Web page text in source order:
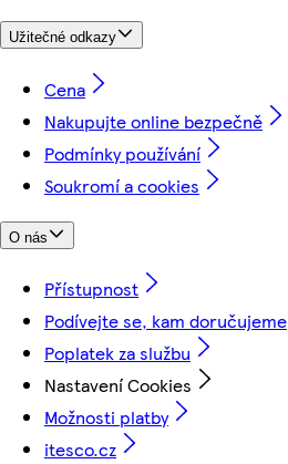
Užitečné odkazy
Cena
Nakupujte online bezpečně
Podmínky používání
Soukromí a cookies
O nás
Přístupnost
Podívejte se, kam doručujeme
Poplatek za službu
Nastavení Cookies
Možnosti platby
itesco.cz